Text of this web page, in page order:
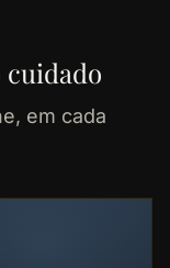
cuidado
em cada